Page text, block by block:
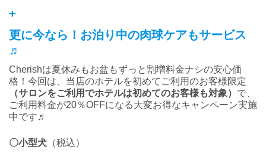
+
更に今なら！お泊り中の肉球ケアもサービス
♬
Cherishは夏休みもお盆もずっと割増料金ナシの安心価
格！今回は、当店のホテルを初めてご利用のお客様限定
（サロンをご利用でホテルは初めてのお客様も対象） で、
ご利用料金が20％OFFになる大変お得なキャンペーン実施
中です♬
〇小型犬 （税込）